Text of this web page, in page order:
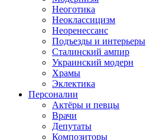
Неоготика
Неоклассицизм
Неоренессанс
Подъезды и интерьеры
Сталинский ампир
Украинский модерн
Храмы
Эклектика
Персоналии
Актёры и певцы
Врачи
Депутаты
Композиторы